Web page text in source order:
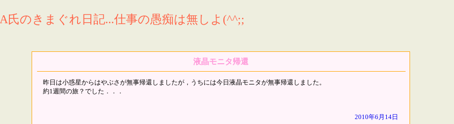
A氏のきまぐれ日記...仕事の愚痴は無しよ(^^;;
液晶モニタ帰還
昨日は小惑星からはやぶさが無事帰還しましたが，うちには今日液晶モニタが無事帰還しました。
約1週間の旅？でした．．．
2010年6月14日